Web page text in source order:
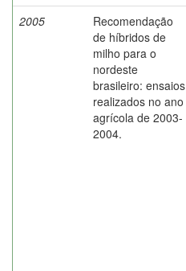
2005
Recomendação
de híbridos de
milho para o
nordeste
brasileiro: ensaios
realizados no ano
agrícola de 2003-
2004.